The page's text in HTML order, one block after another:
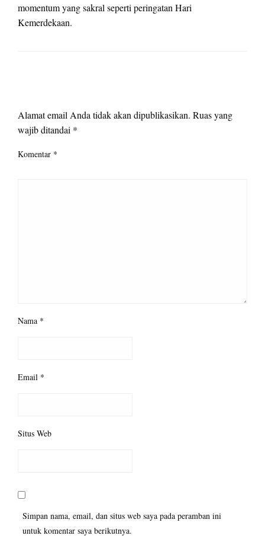
momentum yang sakral seperti peringatan Hari
Kemerdekaan.
Alamat email Anda tidak akan dipublikasikan. Ruas yang
wajib ditandai *
Komentar *
Nama *
Email *
Situs Web
Simpan nama, email, dan situs web saya pada peramban ini
untuk komentar saya berikutnya.